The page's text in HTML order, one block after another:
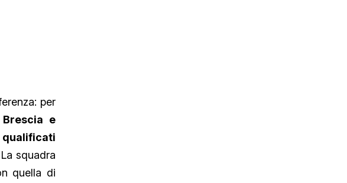
per
Brescia e
qualificati
squadra
quella di